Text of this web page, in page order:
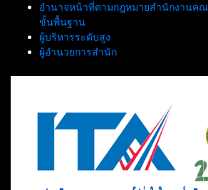
อำนาจหน้าที่ตามกฎหมายสำนักงานคณ
ขั้นพื้นฐาน
ผู้บริหารระดับสูง
ผู้อำนวยการสำนัก